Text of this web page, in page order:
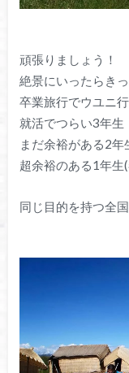
頑張りましょう！
絶景にいったらき
卒業旅行でウユニ
就活でつらい3年生
まだ余裕がある2年
超余裕のある1年生
同じ目的を持つ全